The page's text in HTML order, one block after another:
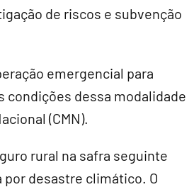
de riscos e subvenção
emergencial para
dessa modalidade
(CMN).
rural na safra seguinte
desastre climático. O